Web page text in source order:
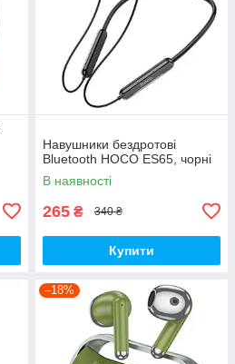
Навушники бездротові
Bluetooth HOCO ES65, чорні
В наявності
265 ₴ 340 ₴
Купити
–18%